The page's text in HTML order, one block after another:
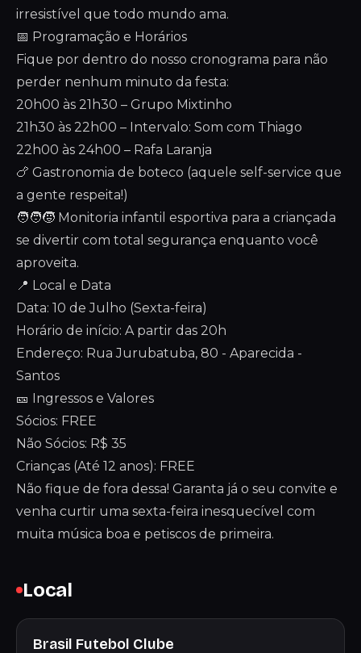
irresistível que todo mundo ama.
📅 Programação e Horários
Fique por dentro do nosso cronograma para não
perder nenhum minuto da festa:
20h00 às 21h30 – Grupo Mixtinho
21h30 às 22h00 – Intervalo: Som com Thiago
22h00 às 24h00 – Rafa Laranja
🍗 Gastronomia de boteco (aquele self-service que
a gente respeita!)
🧑‍🧑‍🧒 Monitoria infantil esportiva para a criançada
se divertir com total segurança enquanto você
aproveita.
📍 Local e Data
Data: 10 de Julho (Sexta-feira)
Horário de início: A partir das 20h
Endereço: Rua Jurubatuba, 80 - Aparecida -
Santos
🎫 Ingressos e Valores
Sócios: FREE
Não Sócios: R$ 35
Crianças (Até 12 anos): FREE
Não fique de fora dessa! Garanta já o seu convite e
venha curtir uma sexta-feira inesquecível com
muita música boa e petiscos de primeira.
Local
Brasil Futebol Clube